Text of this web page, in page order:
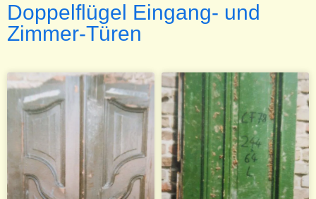
Doppelflügel Eingang- und
Zimmer-Türen